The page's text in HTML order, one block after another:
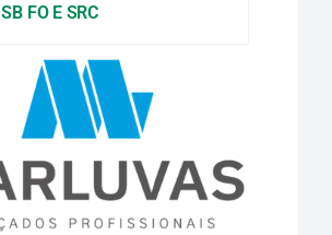
SB FO E SRC